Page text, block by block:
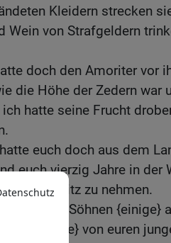
Kleidern strecken
Wein von Strafgeldern
doch den Amoriter vor
die Höhe der Zedern war
ich hatte seine Frucht
euch doch aus dem
euch vierzig Jahre in der
in Besitz zu nehmen.
von euren Söhnen {einige}
und {einige} von euren